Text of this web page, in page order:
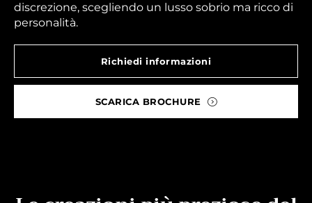
discrezione, scegliendo un lusso sobrio ma ricco di
personalità.
Richiedi informazioni
SCARICA BROCHURE